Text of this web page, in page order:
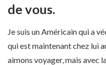
de vous.
Je suis un Américain qui a
qui est maintenant chez lui
aimons voyager, mais avec